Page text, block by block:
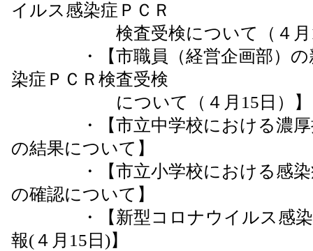
イルス感染症ＰＣＲ
検査受検について（４月
・【市職員（経営企画部）の新
染症ＰＣＲ検査受検
について（４月15日）】
・【市立中学校における濃厚接
の結果について】
・【市立小学校における感染症
の確認について】
・【新型コロナウイルス感染
報(４月15日)】